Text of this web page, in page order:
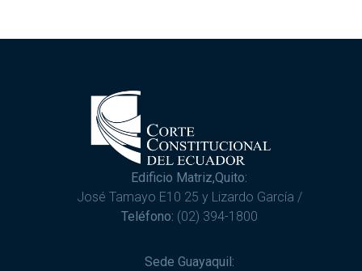
Edificio Matriz,Quito:
José Tamayo E10 25 y Lizardo García /
Teléfono: (02) 394-1800
Sede Guayaquil: